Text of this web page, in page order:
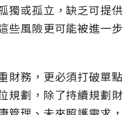
獨或孤立，缺乏可提供
些風險更可能被進一步
財務，更必須打破單點
規劃，除了持續規劃財